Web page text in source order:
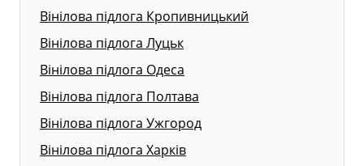
Вінілова підлога Кропивницький
Вінілова підлога Луцьк
Вінілова підлога Одеса
Вінілова підлога Полтава
Вінілова підлога Ужгород
Вінілова підлога Харків